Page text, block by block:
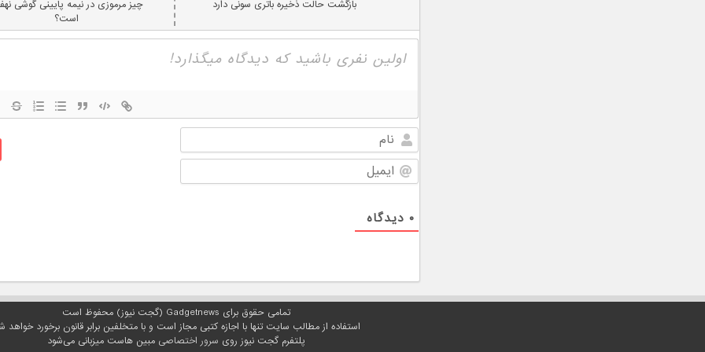
چیز مرموزی در نیمه پایینی گوشی
است؟
بازگشت حالت ذخیره باتری سونی دارد
نام
ایمیل
۰ دیدگاه
تمامی حقوق برای Gadgetnews (گجت نیوز) محفوظ است
استفاده از مطالب سایت تنها با اجازه کتبی مجاز است و با متخلفین برابر قانون برخورد خواهد
پلتفرم گجت نیوز روی سرور اختصاصی مبین هاست میزبانی می‌شود